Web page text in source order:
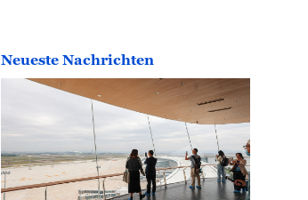
Neueste Nachrichten